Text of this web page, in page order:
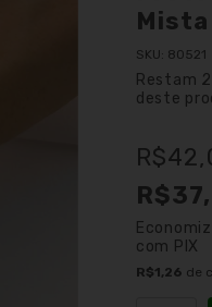
Mista
SKU: 80521
Restam
deste
com PIX
R$1,26 de